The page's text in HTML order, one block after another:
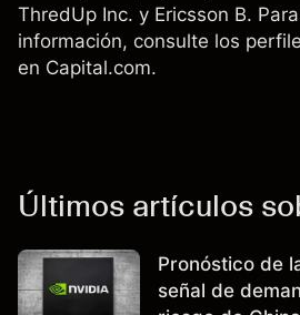
ThredUp Inc. y Ericsson B.
información, consulte los
en Capital.com.
Últimos artículos
Pronóstico de
señal de